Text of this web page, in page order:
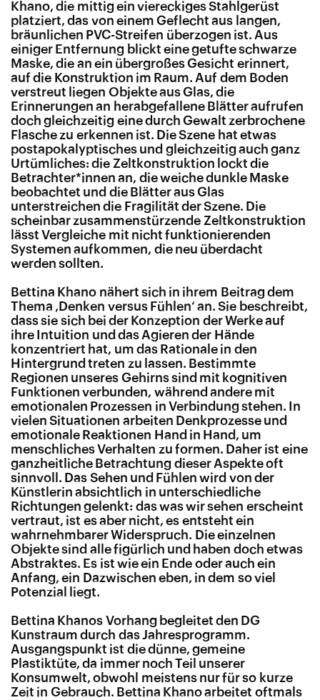
Khano, die mittig ein viereckiges Stahlgerüst
platziert, das von einem Geflecht aus langen,
bräunlichen PVC-Streifen überzogen ist. Aus
einiger Entfernung blickt eine getufte schwarze
Maske, die an ein übergroßes Gesicht erinnert,
auf die Konstruktion im Raum. Auf dem Boden
verstreut liegen Objekte aus Glas, die
Erinnerungen an herabgefallene Blätter aufrufen
doch gleichzeitig eine durch Gewalt zerbrochene
Flasche zu erkennen ist. Die Szene hat etwas
postapokalyptisches und gleichzeitig auch ganz
Urtümliches: die Zeltkonstruktion lockt die
Betrachter*innen an, die weiche dunkle Maske
beobachtet und die Blätter aus Glas
unterstreichen die Fragilität der Szene. Die
scheinbar zusammenstürzende Zeltkonstruktion
lässt Vergleiche mit nicht funktionierenden
Systemen aufkommen, die neu überdacht
werden sollten.
Bettina Khano nähert sich in ihrem Beitrag dem
Thema ‚Denken versus Fühlen‘ an. Sie beschreibt,
dass sie sich bei der Konzeption der Werke auf
ihre Intuition und das Agieren der Hände
konzentriert hat, um das Rationale in den
Hintergrund treten zu lassen. Bestimmte
Regionen unseres Gehirns sind mit kognitiven
Funktionen verbunden, während andere mit
emotionalen Prozessen in Verbindung stehen. In
vielen Situationen arbeiten Denkprozesse und
emotionale Reaktionen Hand in Hand, um
menschliches Verhalten zu formen. Daher ist eine
ganzheitliche Betrachtung dieser Aspekte oft
sinnvoll. Das Sehen und Fühlen wird von der
Künstlerin absichtlich in unterschiedliche
Richtungen gelenkt: das was wir sehen erscheint
vertraut, ist es aber nicht, es entsteht ein
wahrnehmbarer Widerspruch. Die einzelnen
Objekte sind alle figürlich und haben doch etwas
Abstraktes. Es ist wie ein Ende oder auch ein
Anfang, ein Dazwischen eben, in dem so viel
Potenzial liegt.
Bettina Khanos Vorhang begleitet den DG
Kunstraum durch das Jahresprogramm.
Ausgangspunkt ist die dünne, gemeine
Plastiktüte, da immer noch Teil unserer
Konsumwelt, obwohl meistens nur für so kurze
Zeit in Gebrauch. Bettina Khano arbeitet oftmals